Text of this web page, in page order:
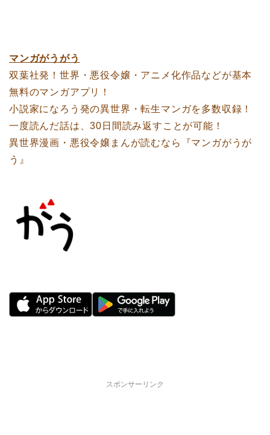
マンガがうがう
双葉社発！世界・悪役令嬢・アニメ化作品などが基本
無料のマンガアプリ！
小説家になろう発の異世界・転生マンガを多数収録！
一度読んだ話は、30日間読み返すことが可能！
異世界漫画・悪役令嬢まんが読むなら『マンガがうが
う』
スポンサーリンク